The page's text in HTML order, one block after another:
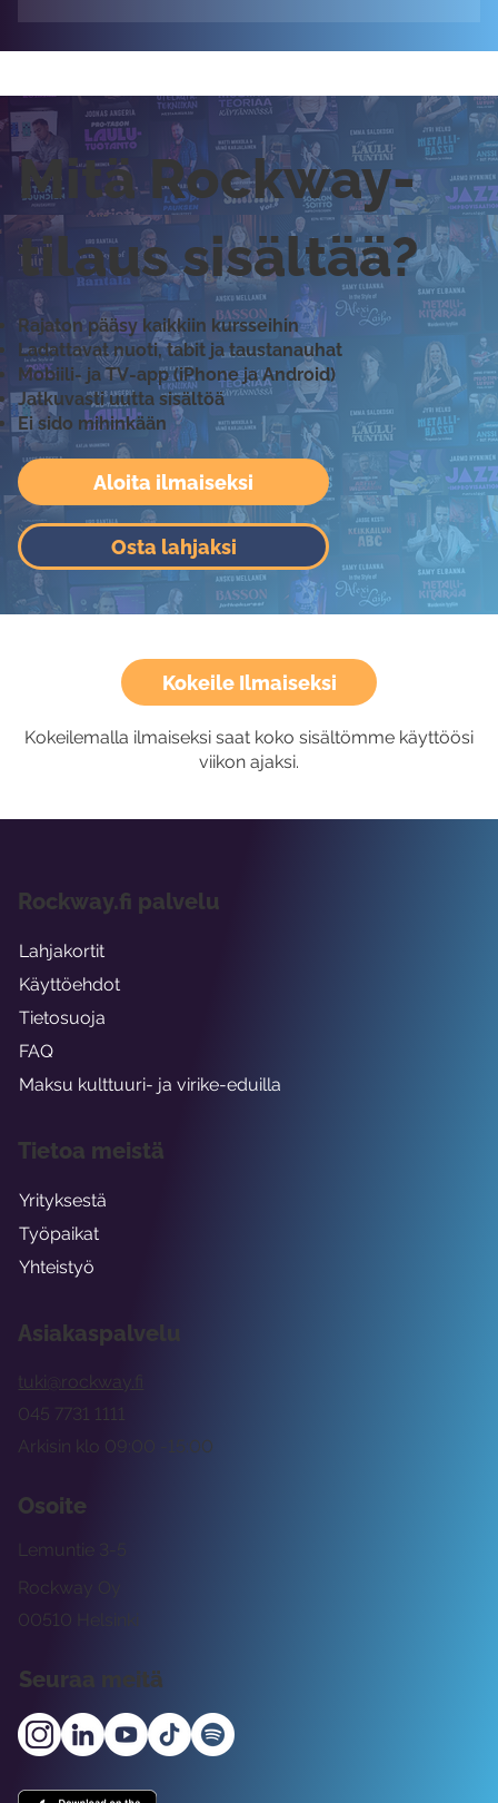
Aloita ilmaiseksi
Osta lahjaksi
Mitä Rockway-
tilaus sisältää?
Rajaton pääsy kaikkiin kursseihin
Ladattavat nuoti, tabit ja taustanauhat
Mobiili- ja TV-app (iPhone ja Android)
Jatkuvasti uutta sisältöä
Ei sido mihinkään
Kokeile Ilmaiseksi
Kokeilemalla ilmaiseksi saat koko sisältömme käyttöösi
viikon ajaksi.
Asiakaspalvelu
tuki@rockway.fi
Arkisin klo 09:00 -15:00
045 7731 1111
Osoite
Rockway Oy
Lemuntie 3-5
00510 Helsinki
Seuraa meitä
Rockway.fi palvelu
Lahjakortit
Käyttöehdot
Tietosuoja
FAQ
Maksu kulttuuri- ja virike-eduilla
Tietoa meistä
Yrityksestä
Työpaikat
Yhteistyö